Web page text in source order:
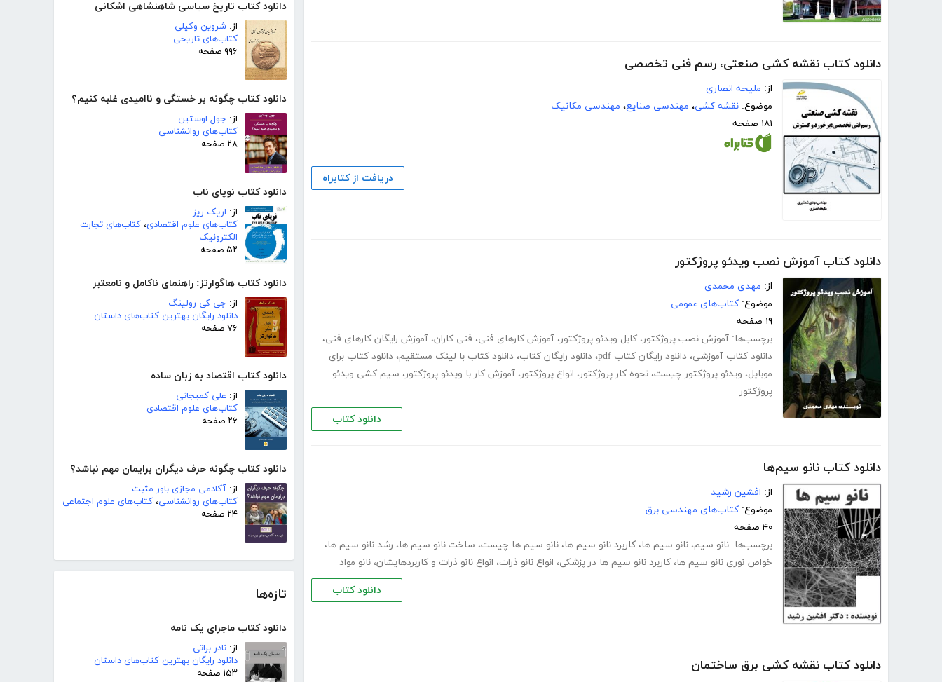
دانلود کتاب تاریخ سیاسی شاهنشاهی اشکانی
از: شروین وکیلی
کتاب‌های تاریخی
۹۹۶ صفحه
دانلود کتاب چگونه بر خستگی و ناامیدی غلبه کنیم؟
از: جول اوستین
کتاب‌های روانشناسی
۲۸ صفحه
دانلود کتاب نوپای ناب
از: اریک ریز
کتاب‌های علوم اقتصادی، کتاب‌های تجارت
الکترونیک
۵۲ صفحه
دانلود کتاب هاگوارتز: راهنمای ناکامل و نامعتبر
از: جی کی رولینگ
دانلود رایگان بهترین کتاب‌های داستان
۷۶ صفحه
دانلود کتاب اقتصاد به زبان ساده
از: علی کمیجانی
کتاب‌های علوم اقتصادی
۲۶ صفحه
دانلود کتاب چگونه حرف دیگران برایمان مهم نباشد؟
از: آکادمی مجازی باور مثبت
کتاب‌های روانشناسی، کتاب‌های علوم اجتماعی
۲۴ صفحه
تازه‌ها
دانلود کتاب ماجرای یک نامه
از: نادر براتی
دانلود رایگان بهترین کتاب‌های داستان
۱۵۳ صفحه
دانلود کتاب نقشه کشی صنعتی، رسم فنی تخصصی
از: ملیحه انصاری
موضوع: نقشه کشی، مهندسی صنایع، مهندسی مکانیک
۱۸۱ صفحه
دریافت از کتابراه
دانلود کتاب آموزش نصب ویدئو پروژکتور
از: مهدی محمدی
موضوع: کتاب‌های عمومی
۱۹ صفحه
برچسب‌ها: آموزش نصب پروژکتور، کابل ویدئو پروژکتور، آموزش کارهای فنی، فنی کاران، آموزش رایگان کارهای فنی،
دانلود کتاب آموزشی، دانلود رایگان کتاب pdf ، دانلود رایگان کتاب، دانلود کتاب با لینک مستقیم، دانلود کتاب برای
موبایل، ویدئو پروژکتور چیست، نحوه کار پروژکتور، انواع پروژکتور، آموزش کار با ویدئو پروژکتور، سیم کشی ویدئو
پروژکتور
دانلود کتاب
دانلود کتاب نانو سیم‌ها
از: افشین رشید
موضوع: کتاب‌های مهندسی برق
۴۰ صفحه
برچسب‌ها: نانو سیم، نانو سیم ها، کاربرد نانو سیم ها، نانو سیم ها چیست، ساخت نانو سیم ها، رشد نانو سیم ها،
خواص نوری نانو سیم ها، کاربرد نانو سیم ها در پزشکی، انواع نانو ذرات، انواع نانو ذرات و کاربردهایشان، نانو مواد
دانلود کتاب
دانلود کتاب نقشه کشی برق ساختمان